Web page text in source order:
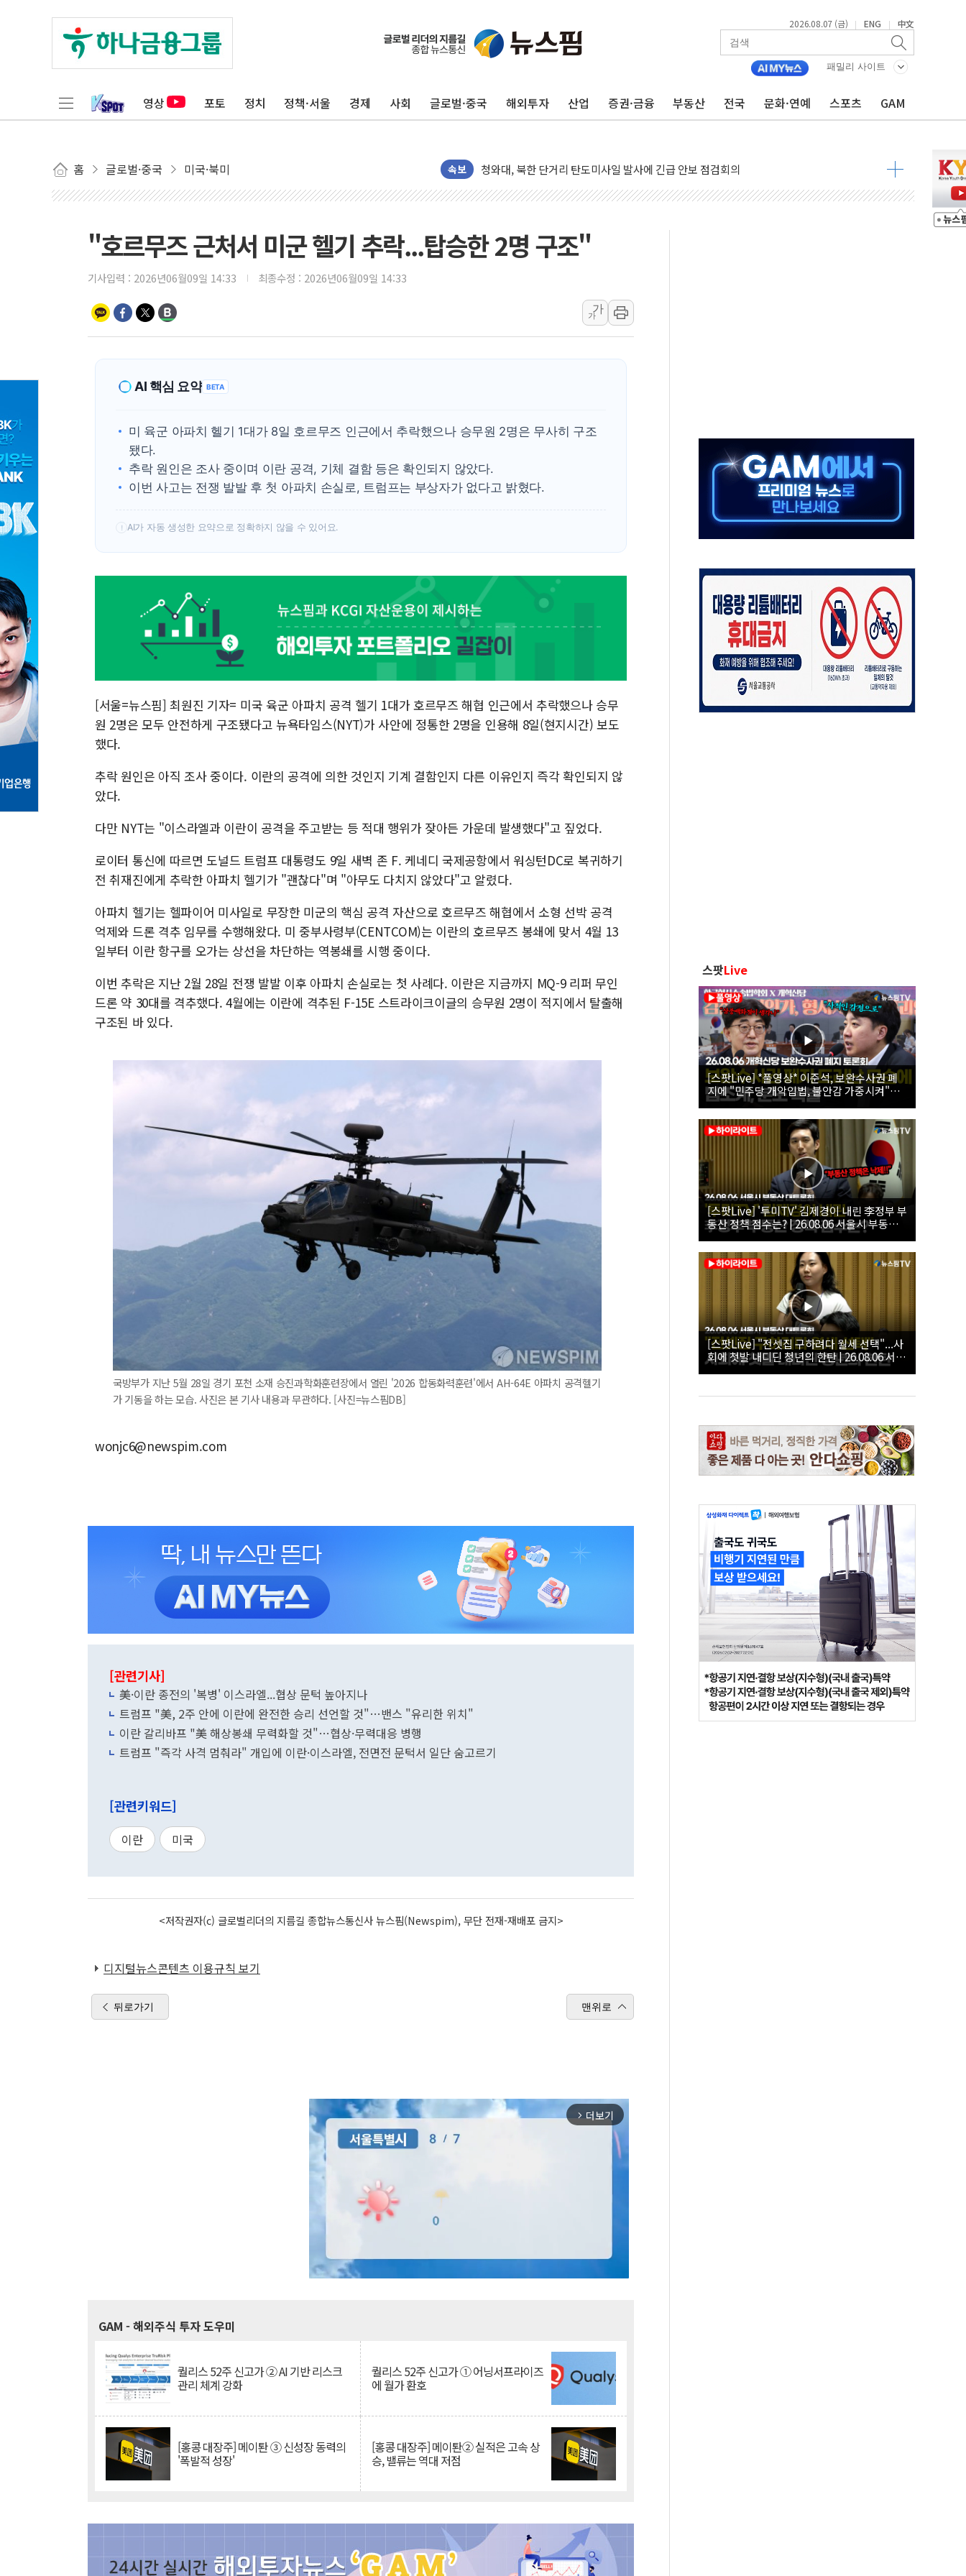
2026.08.07 (금) | ENG | 中文
패밀리 사이트
영상 포토 정치 정책·서울 경제 사회 글로벌·중국 해외투자 산업 증권·금융 부동산 전국 문화·연예 스포츠 GAM
홈 글로벌·중국 미국·북미 속보
리투아니아 국방 "러, 우크라 드론으로 나토 회원국 공격 검토… 거짓 깃발 작전"
구광모, 내주 실리콘밸리서 젠슨 황 재회…로봇·AI 데이터센터·모빌리티 구체화
김정관 장관 "영업이익 N% 성과급 반대…상법·자본시장법 개정 논의"
뉴욕증시 프리뷰, 미 주가선물 AI주 차익실현 속 혼조세...웨스턴디지털·샌디스크↓
금값 7주 만에 최고…美 고용 둔화·호르무즈 재개방 기대에 강세
[인도증시] 중동 긴장 완화에 실적 호조까지, 상승...호실적 보고 기업 상승세 뚜렷
[베트남 증시] 지수 하락 속 'DGC' 임시 주총 기대감에 홀로 상한가…마진 잔액은 사상 최고
'월가의 황제' 다이먼 "금융시장 레버리지 위험수위…숨은 차입이 더 큰 변수"
김정관 산업부 장관 "주 52시간 손봐야, 경쟁상대 中과 비교해야"
해군 1함대 창설 80주년…지역과 함께하는 '선봉'의 대민 봉사
[3보] 북, 원산서 동해로 단거리 탄도미사일 1발 발사… 올해 10번째·42일 만 도발
우크라 드론 전술, 중남미 콜롬비아에 새 안보 위기… 반군·마약카르텔이 습득해 전투 활용
구미 폐염산처리업체서 불 2시간30여분만에 진화...외국인 노동자 숨져
"호르무즈 근처서 미군 헬기 추락...탑승한 2명 구조"
기사입력 : 2026년06월09일 14:33 최종수정 : 2026년06월09일 14:33
가
가
AI 핵심 요약 BETA
미 육군 아파치 헬기 1대가 8일 호르무즈 인근에서 추락했으나 승무원 2명은 무사히 구조
됐다.
추락 원인은 조사 중이며 이란 공격, 기체 결함 등은 확인되지 않았다.
이번 사고는 전쟁 발발 후 첫 아파치 손실로, 트럼프는 부상자가 없다고 밝혔다.
! AI가 자동 생성한 요약으로 정확하지 않을 수 있어요.
[서울=뉴스핌] 최원진 기자= 미국 육군 아파치 공격 헬기 1대가 호르무즈 해협 인근에서 추락했으나 승무
원 2명은 모두 안전하게 구조됐다고 뉴욕타임스(NYT)가 사안에 정통한 2명을 인용해 8일(현지시간) 보도
했다.
추락 원인은 아직 조사 중이다. 이란의 공격에 의한 것인지 기계 결함인지 다른 이유인지 즉각 확인되지 않
았다.
다만 NYT는 "이스라엘과 이란이 공격을 주고받는 등 적대 행위가 잦아든 가운데 발생했다"고 짚었다.
로이터 통신에 따르면 도널드 트럼프 대통령도 9일 새벽 존 F. 케네디 국제공항에서 워싱턴DC로 복귀하기
전 취재진에게 추락한 아파치 헬기가 "괜찮다"며 "아무도 다치지 않았다"고 알렸다.
아파치 헬기는 헬파이어 미사일로 무장한 미군의 핵심 공격 자산으로 호르무즈 해협에서 소형 선박 공격
억제와 드론 격추 임무를 수행해왔다. 미 중부사령부(CENTCOM)는 이란의 호르무즈 봉쇄에 맞서 4월 13
일부터 이란 항구를 오가는 상선을 차단하는 역봉쇄를 시행 중이다.
이번 추락은 지난 2월 28일 전쟁 발발 이후 아파치 손실로는 첫 사례다. 이란은 지금까지 MQ-9 리퍼 무인
드론 약 30대를 격추했다. 4월에는 이란에 격추된 F-15E 스트라이크이글의 승무원 2명이 적지에서 탈출해
구조된 바 있다.
국방부가 지난 5월 28일 경기 포천 소재 승진과학화훈련장에서 열린 '2026 합동화력훈련'에서 AH-64E 아파치 공격헬기
가 기동을 하는 모습. 사진은 본 기사 내용과 무관하다. [사진=뉴스핌DB]
wonjc6@newspim.com
[관련기사]
美·이란 종전의 '복병' 이스라엘...협상 문턱 높아지나
트럼프 "美, 2주 안에 이란에 완전한 승리 선언할 것"…밴스 "유리한 위치"
이란 갈리바프 "美 해상봉쇄 무력화할 것"…협상·무력대응 병행
트럼프 "즉각 사격 멈춰라" 개입에 이란·이스라엘, 전면전 문턱서 일단 숨고르기
[관련키워드]
이란 미국
<저작권자(c) 글로벌리더의 지름길 종합뉴스통신사 뉴스핌(Newspim), 무단 전재-재배포 금지>
디지털뉴스콘텐츠 이용규칙 보기
뒤로가기 맨위로
arrow_forward_ios 더보기
GAM - 해외주식 투자 도우미
퀄리스 52주 신고가 ② AI 기반 리스크
관리 체계 강화
퀄리스 52주 신고가 ① 어닝서프라이즈
에 월가 환호
[홍콩 대장주] 메이퇀 ③ 신성장 동력의
'폭발적 성장'
[홍콩 대장주] 메이퇀② 실적은 고속 상
승, 밸류는 역대 저점
스팟Live
[스팟Live] *풀영상* 이준석, 보완수사권 폐
지에 "민주당 개악입법, 불안감 가중시켜"｜
26.08.06 개혁신당 보완수사권 폐지 토론회
[스팟Live] '투미TV' 김제경이 내린 李정부 부
동산 정책 점수는? | 26.08.06 서울시 부동산
대토론회
[스팟Live] "전셋집 구하려다 월세 선택"...사
회에 첫발 내디딘 청년의 한탄 | 26.08.06 서울
시 부동산 대토론회